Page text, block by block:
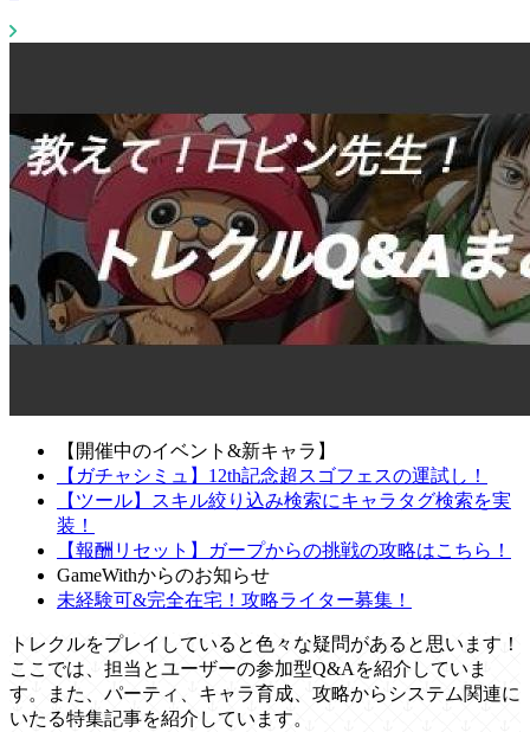
【開催中のイベント&新キャラ】
【ガチャシミュ】12th記念超スゴフェスの運試し！
【ツール】スキル絞り込み検索にキャラタグ検索を実
装！
【報酬リセット】ガープからの挑戦の攻略はこちら！
GameWithからのお知らせ
未経験可&完全在宅！攻略ライター募集！
トレクルをプレイしていると色々な疑問があると思います！
ここでは、担当とユーザーの参加型Q&Aを紹介していま
す。また、パーティ、キャラ育成、攻略からシステム関連に
いたる特集記事を紹介しています。